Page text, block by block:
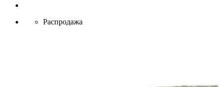
Распродажа